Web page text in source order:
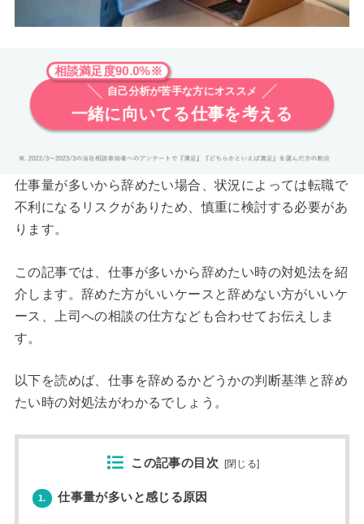
相談満足度90.0%※
自己分析が苦手な方にオススメ
一緒に向いてる仕事を考える
仕事量が多いから辞めたい場合、状況によっては転職で
不利になるリスクがありため、慎重に検討する必要があ
ります。
この記事では、仕事が多いから辞めたい時の対処法を紹
介します。辞めた方がいいケースと辞めない方がいいケ
ース、上司への相談の仕方なども合わせてお伝えしま
す。
以下を読めば、仕事を辞めるかどうかの判断基準と辞め
たい時の対処法がわかるでしょう。
この記事の目次 [閉じる]
1. 仕事量が多いと感じる原因